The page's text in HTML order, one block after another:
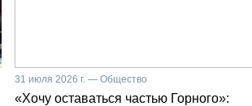
31 июля 2026 г. — Общество
«Хочу оставаться частью Горного»: